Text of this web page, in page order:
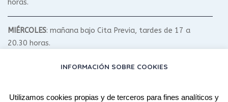
horas.
MIÉRCOLES: mañana bajo Cita Previa, tardes de 17 a
20.30 horas.
: mañana bajo Cita Previa, tardes de 17 a 20.30
INFORMACIÓN SOBRE COOKIES
Utilizamos cookies propias y de terceros para fines analíticos y